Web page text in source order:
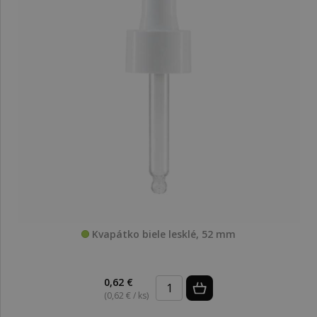
Kvapátko biele lesklé, 52 mm
0,62 €
(0,62 € / ks)